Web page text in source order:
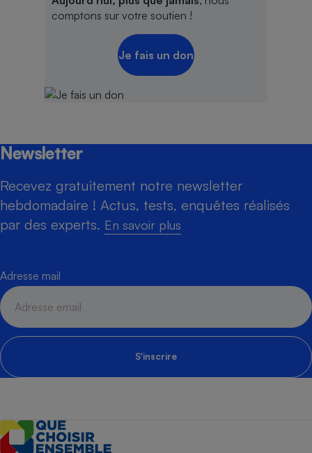
comptons sur votre soutien !
Je fais un don
Newsletter
Recevez gratuitement notre newsletter
hebdomadaire ! Actus, tests, enquêtes réalisés
par des experts. En savoir plus
Adresse mail
S'inscrire